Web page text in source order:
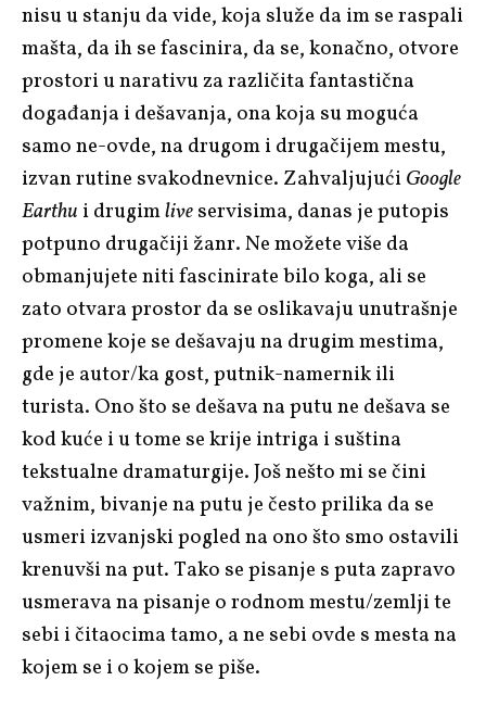
nisu u stanju da vide, koja služe da im se raspali
mašta, da ih se fascinira, da se, konačno, otvore
prostori u narativu za različita fantastična
događanja i dešavanja, ona koja su moguća
samo ne-ovde, na drugom i drugačijem mestu,
izvan rutine svakodnevnice. ZahvaljujućiGoogle
Earthu i drugimliveservisima, danas je putopis
potpuno drugačiji žanr. Ne možete više da
obmanjujete niti fascinirate bilo koga, ali se
zato otvara prostor da se oslikavaju unutrašnje
promene koje se dešavaju na drugim mestima,
gde je autor/ka gost, putnik-namernik ili
turista. Ono što se dešava na putu ne dešava se
kod kuće i u tome se krije intriga i suština
tekstualne dramaturgije. Još nešto mi se čini
važnim, bivanje na putu je često prilika da se
usmeri izvanjski pogled na ono što smo ostavili
krenuvši na put. Tako se pisanje s puta zapravo
usmerava na pisanje o rodnom mestu/zemlji te
sebi i čitaocima tamo, a ne sebi ovde s mesta na
kojem se i o kojem se piše.